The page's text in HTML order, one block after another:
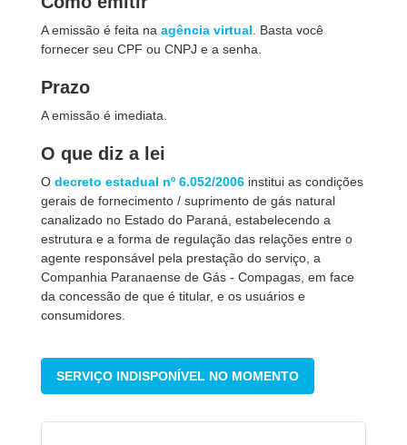
A emissão é feita na agência virtual . Basta você
fornecer seu CPF ou CNPJ e a senha.
Prazo
A emissão é imediata.
O que diz a lei
O decreto estadual nº 6.052/2006 institui as condições
gerais de fornecimento / suprimento de gás natural
canalizado no Estado do Paraná, estabelecendo a
estrutura e a forma de regulação das relações entre o
agente responsável pela prestação do serviço, a
Companhia Paranaense de Gás - Compagas, em face
da concessão de que é titular, e os usuários e
consumidores.
SERVIÇO INDISPONÍVEL NO MOMENTO